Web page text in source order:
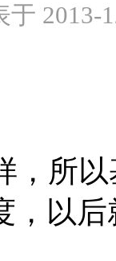
于 2013-
所以
，以